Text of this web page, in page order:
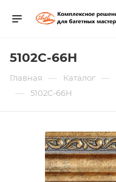
5102C-66H
Главная — Каталог —
— 5102C-66H